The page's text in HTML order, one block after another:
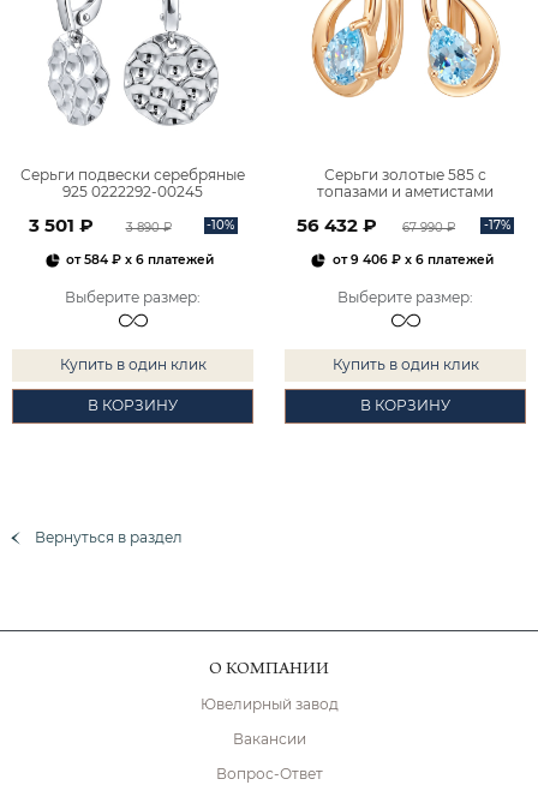
Серьги подвески серебряные
925 0222292-00245
3 501 ₽ 3 890 ₽ -10%
от584 ₽ x 6 платежей
Выберите размер:
Купить в один клик
В КОРЗИНУ
Серьги золотые 585 с
топазами и аметистами
56 432 ₽ 67 990 ₽ -17%
от9 406 ₽x 6 платежей
Выберите размер:
Купить в один клик
В КОРЗИНУ
Вернуться в раздел
О КОМПАНИИ
Ювелирный завод
Вакансии
Вопрос-Ответ